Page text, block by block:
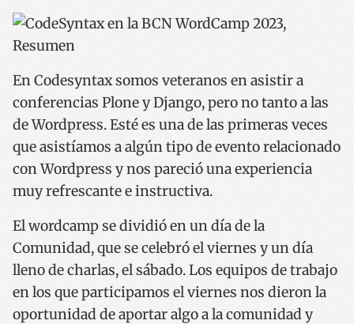
En Codesyntax somos veteranos en asistir a
conferencias Plone y Django, pero no tanto a las
de Wordpress. Esté es una de las primeras veces
que asistíamos a algún tipo de evento relacionado
con Wordpress y nos pareció una experiencia
muy refrescante e instructiva.
El wordcamp se dividió en un día de la
Comunidad, que se celebró el viernes y un día
lleno de charlas, el sábado. Los equipos de trabajo
en los que participamos el viernes nos dieron la
oportunidad de aportar algo a la comunidad y